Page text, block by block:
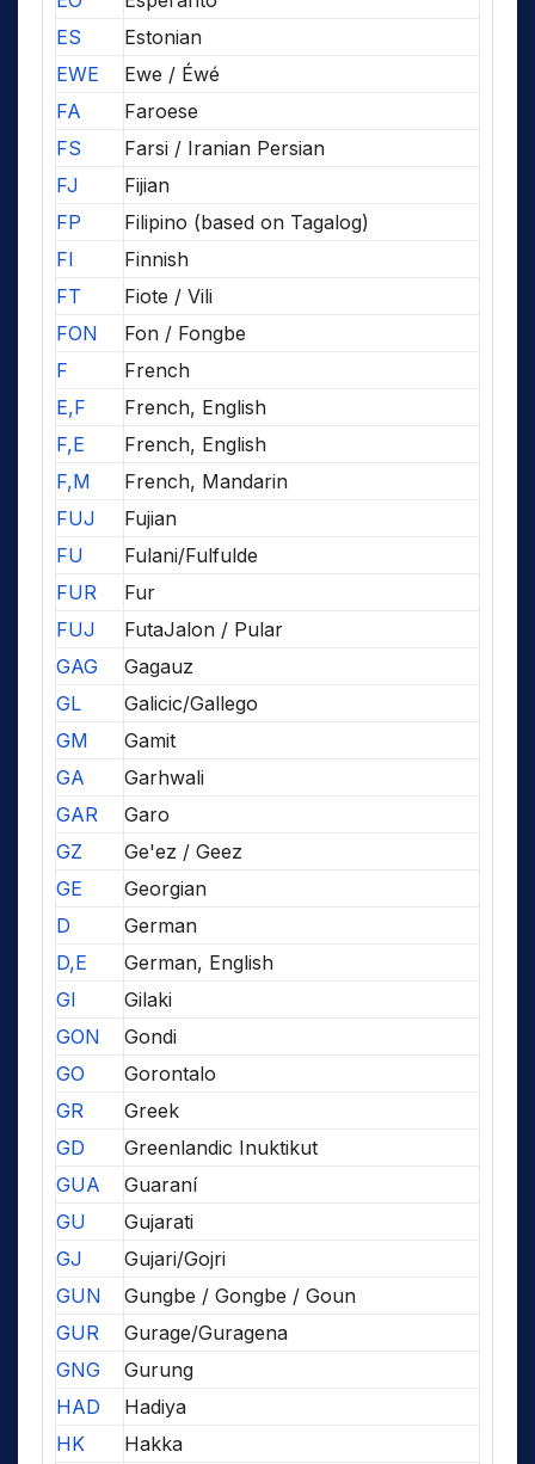
ES
Estonian
EWE
Ewe / Éwé
FA
Faroese
FS
Farsi / Iranian Persian
FJ
Fijian
FP
Filipino (based on Tagalog)
FI
Finnish
FT
Fiote / Vili
FON
Fon / Fongbe
F
French
E,F
French, English
F,E
French, English
F,M
French, Mandarin
FUJ
Fujian
FU
Fulani/Fulfulde
FUR
Fur
FUJ
FutaJalon / Pular
GAG
Gagauz
GL
Galicic/Gallego
GM
Gamit
GA
Garhwali
GAR
Garo
GZ
Ge'ez / Geez
GE
Georgian
D
German
D,E
German, English
GI
Gilaki
GON
Gondi
GO
Gorontalo
GR
Greek
GD
Greenlandic Inuktikut
GUA
Guaraní
GU
Gujarati
GJ
Gujari/Gojri
GUN
Gungbe / Gongbe / Goun
GUR
Gurage/Guragena
GNG
Gurung
HAD
Hadiya
HK
Hakka